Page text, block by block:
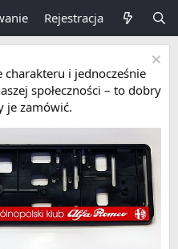
Rejestracja
charakteru i jednocześnie
społeczności – to dobry
je zamówić.